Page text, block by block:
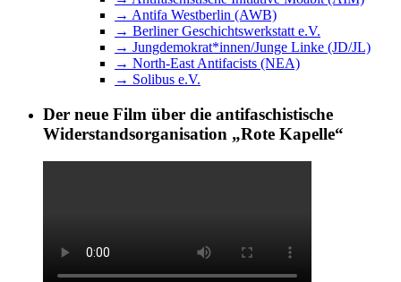
→ Antifa Westberlin (AWB)
→ Berliner Geschichtswerkstatt e.V.
→ Jungdemokrat*innen/Junge Linke (JD/JL)
→ North-East Antifacists (NEA)
→ Solibus e.V.
Der neue Film über die antifaschistische
Widerstandsorganisation „Rote Kapelle“